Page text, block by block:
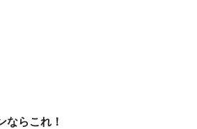
ならこれ！